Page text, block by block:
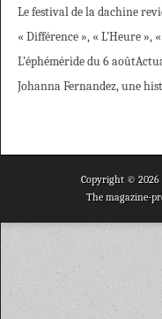
Le festival de la dachine
« Différence », « L’Heure »,
L’éphéméride du 6 août
Johanna Fernandez, une
Copyright © 2026
The magazine-